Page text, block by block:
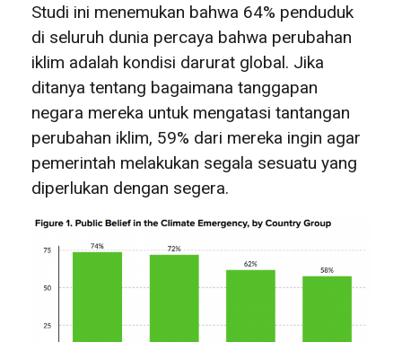
Studi ini menemukan bahwa 64% penduduk
di seluruh dunia percaya bahwa perubahan
iklim adalah kondisi darurat global. Jika
ditanya tentang bagaimana tanggapan
negara mereka untuk mengatasi tantangan
perubahan iklim, 59% dari mereka ingin agar
pemerintah melakukan segala sesuatu yang
diperlukan dengan segera.